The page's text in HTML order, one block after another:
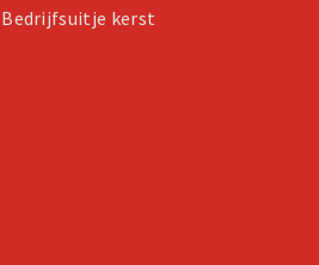
Bedrijfsuitje kerst